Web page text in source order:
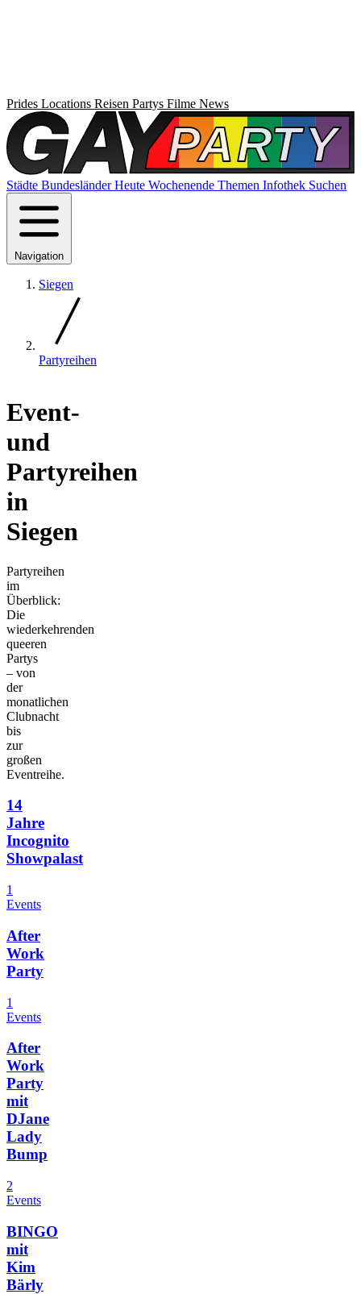
Prides Locations Reisen Partys Filme News
Städte BundesländerHeute Wochenende Themen Infothek Suchen
Navigation
Siegen
Partyreihen
Event-
und
Partyreihen
in
Siegen
Partyreihen
im
Überblick:
Die
wiederkehrenden
queeren
Partys
– von
der
monatlichen
Clubnacht
bis
zur
großen
Eventreihe.
14
Jahre
Incognito
Showpalast
1
Events
After
Work
Party
1
Events
After
Work
Party
mit
DJane
Lady
Bump
2
Events
BINGO
mit
Kim
Bärly